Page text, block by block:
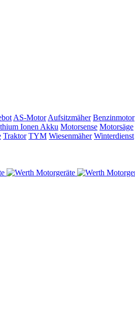
AS-Motor Aufsitzmäher Benzinmotor
Ionen Akku Motorsense Motorsäge
Traktor TYM Wiesenmäher Winterdienst